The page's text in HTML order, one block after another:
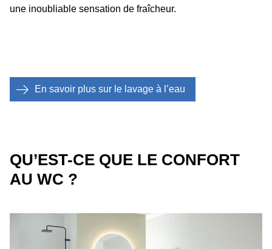
une inoubliable sensation de fraîcheur.
En savoir plus sur le lavage à l’eau
QU’EST-CE QUE LE CONFORT
AU WC ?